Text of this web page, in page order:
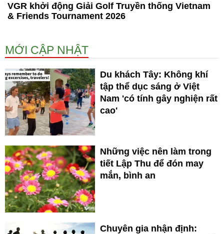
VGR khởi động Giải Golf Truyền thống Vietnam
& Friends Tournament 2026
MỚI CẬP NHẬT
Du khách Tây: Không khí
tập thể dục sáng ở Việt
Nam 'có tính gây nghiện rất
cao'
Những việc nên làm trong
tiết Lập Thu để đón may
mắn, bình an
Chuyên gia nhận định: